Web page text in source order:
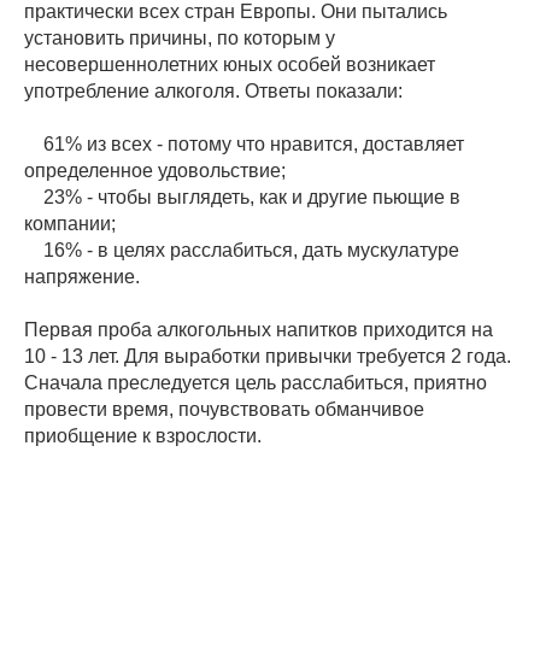
практически всех стран Европы. Они пытались
установить причины, по которым у
несовершеннолетних юных особей возникает
употребление алкоголя. Ответы показали:
61% из всех - потому что нравится, доставляет
определенное удовольствие;
23% - чтобы выглядеть, как и другие пьющие в
компании;
16% - в целях расслабиться, дать мускулатуре
напряжение.
Первая проба алкогольных напитков приходится на
10 - 13 лет. Для выработки привычки требуется 2 года.
Сначала преследуется цель расслабиться, приятно
провести время, почувствовать обманчивое
приобщение к взрослости.